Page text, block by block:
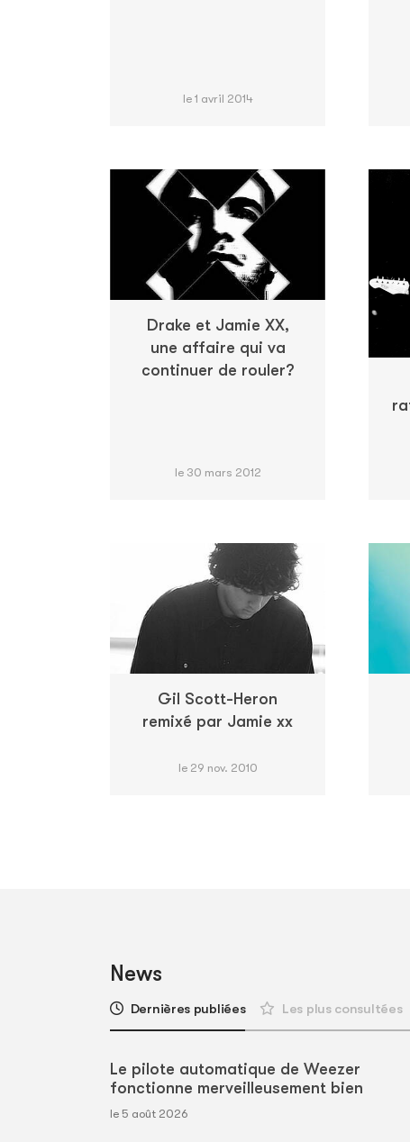
le 1 avril 2014
Drake et Jamie XX,
une affaire qui va
continuer de rouler?
le 30 mars 2012
Gil Scott-Heron
remixé par Jamie xx
le 29 nov. 2010
News
Dernières publiées Les plus consultées
Le pilote automatique de Weezer
fonctionne merveilleusement bien
le 5 août 2026